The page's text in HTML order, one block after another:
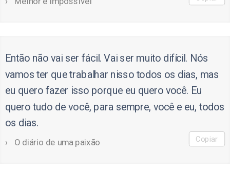
Então não vai ser fácil. Vai ser muito difícil. Nós
vamos ter que trabalhar nisso todos os dias, mas
eu quero fazer isso porque eu quero você. Eu
quero tudo de você, para sempre, você e eu, todos
os dias.
O diário de uma paixão Copiar